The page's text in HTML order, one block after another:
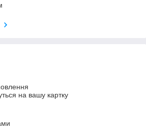
на вашу картку